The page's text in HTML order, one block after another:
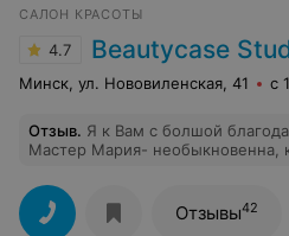
САЛОН КРАСОТЫ
4.7 Beautycase
Минск, ул. Нововиленская, 41 с
Отзыв. Я к Вам с болшой
Мастер Мария- необыкновенна,
А еще это прекрасное можно не
увидеть и оценить, но и
всячески ощутить на своих
Отзывы42